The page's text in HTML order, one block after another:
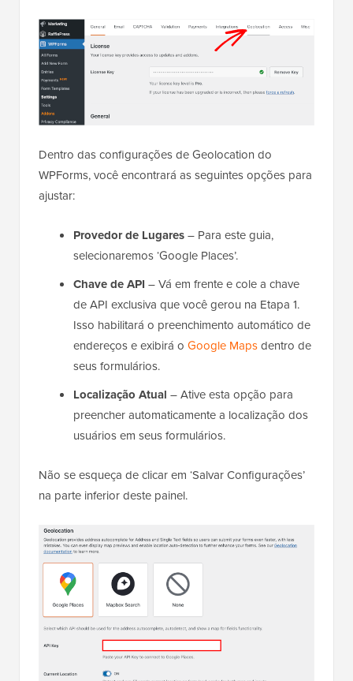
Dentro das configurações de Geolocation do
WPForms, você encontrará as seguintes opções para
ajustar:
Provedor de Lugares– Para este guia,
selecionaremos ‘Google Places’.
Chave de API – Vá em frente e cole a chave
de API exclusiva que você gerou na Etapa 1.
Isso habilitará o preenchimento automático de
endereços e exibirá o Google Mapsdentro de
seus formulários.
Localização Atual – Ative esta opção para
preencher automaticamente a localização dos
usuários em seus formulários.
Não se esqueça de clicar em ‘Salvar Configurações’
na parte inferior deste painel.